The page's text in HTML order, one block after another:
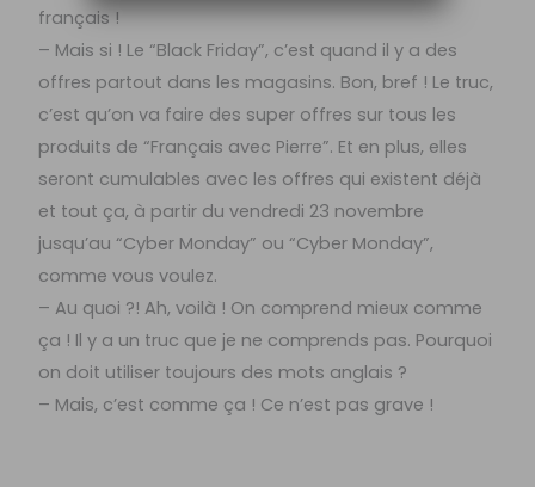
français !
– Mais si ! Le “Black Friday”, c’est quand il y a des
offres partout dans les magasins. Bon, bref ! Le truc,
c’est qu’on va faire des super offres sur tous les
produits de “Français avec Pierre”. Et en plus, elles
seront cumulables avec les offres qui existent déjà
et tout ça, à partir du vendredi 23 novembre
jusqu’au “Cyber Monday” ou “Cyber Monday”,
comme vous voulez.
– Au quoi ?! Ah, voilà ! On comprend mieux comme
ça ! Il y a un truc que je ne comprends pas. Pourquoi
on doit utiliser toujours des mots anglais ?
– Mais, c’est comme ça ! Ce n’est pas grave !